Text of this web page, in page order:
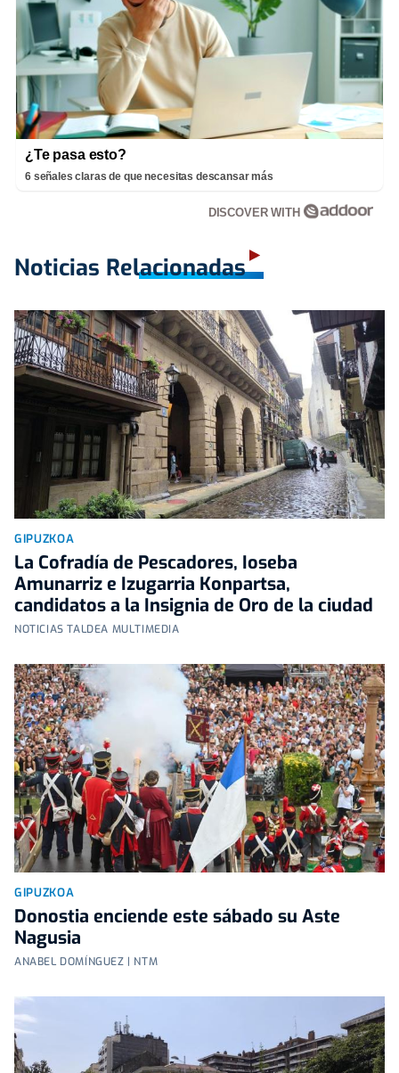
¿Te pasa esto?
6 señales claras de que necesitas descansar más
DISCOVER WITH
Noticias Relacionadas
GIPUZKOA
La Cofradía de Pescadores, Ioseba
Amunarriz e Izugarria Konpartsa,
candidatos a la Insignia de Oro de la ciudad
NOTICIAS TALDEA MULTIMEDIA
GIPUZKOA
Donostia enciende este sábado su Aste
Nagusia
ANABEL DOMÍNGUEZ | NTM